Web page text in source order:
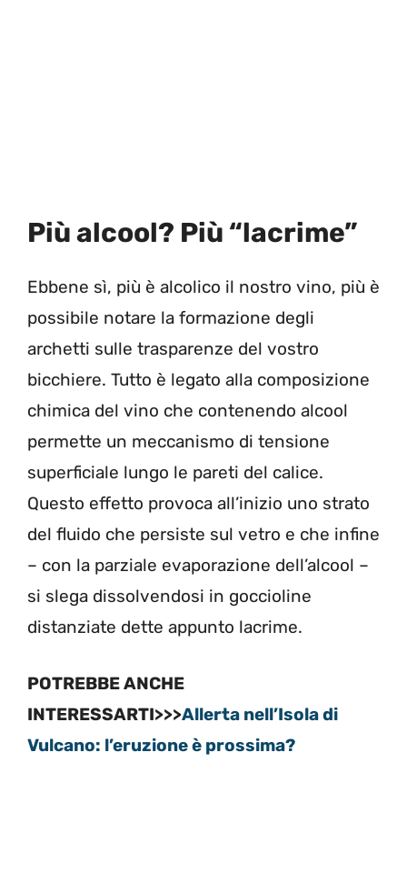
Più alcool? Più “lacrime”
Ebbene sì, più è alcolico il nostro vino, più è
possibile notare la formazione degli
archetti sulle trasparenze del vostro
bicchiere. Tutto è legato alla composizione
chimica del vino che contenendo alcool
permette un meccanismo di tensione
superficiale lungo le pareti del calice.
Questo effetto provoca all’inizio uno strato
del fluido che persiste sul vetro e che infine
– con la parziale evaporazione dell’alcool –
si slega dissolvendosi in goccioline
distanziate dette appunto lacrime.
POTREBBE ANCHE
INTERESSARTI>>>Allerta nell’Isola di
Vulcano: l’eruzione è prossima?